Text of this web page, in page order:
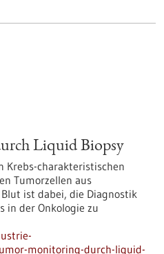
Liquid Biopsy
Krebs-charakteristischen
Tumorzellen aus
ist dabei, die Diagnostik
in der Onkologie zu
monitoring-durch-liquid-